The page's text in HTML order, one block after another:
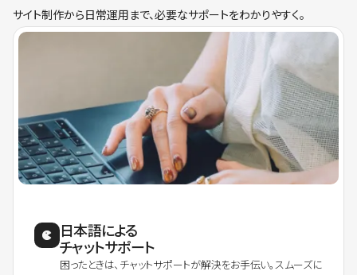
サイト制作から日常運用まで、必要なサポートをわかりやすく。
日本語による
チャットサポート
困ったときは、チャットサポートが解決をお手伝い。スムーズに